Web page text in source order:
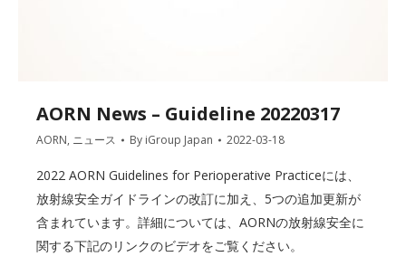
AORN News – Guideline 20220317
AORN, ニュース By iGroup Japan 2022-03-18
2022 AORN Guidelines for Perioperative Practiceには、
放射線安全ガイドラインの改訂に加え、5つの追加更新が
含まれています。詳細については、AORNの放射線安全に
関する下記のリンクのビデオをご覧ください。